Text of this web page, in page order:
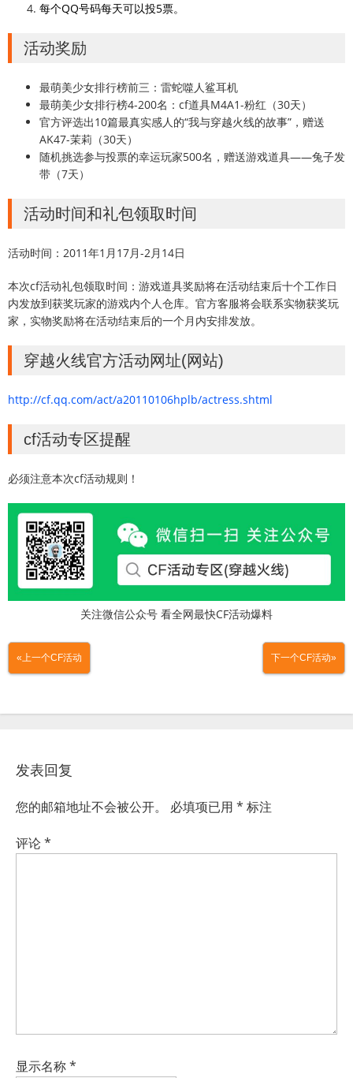
每个QQ号码每天可以投5票。
活动奖励
最萌美少女排行榜前三：雷蛇噬人鲨耳机
最萌美少女排行榜4-200名：cf道具M4A1-粉红（30天）
官方评选出10篇最真实感人的“我与穿越火线的故事”，赠送
AK47-茉莉（30天）
随机挑选参与投票的幸运玩家500名，赠送游戏道具——兔子发
带（7天）
活动时间和礼包领取时间
活动时间：2011年1月17月-2月14日
本次cf活动礼包领取时间：游戏道具奖励将在活动结束后十个工作日
内发放到获奖玩家的游戏内个人仓库。官方客服将会联系实物获奖玩
家，实物奖励将在活动结束后的一个月内安排发放。
穿越火线官方活动网址(网站)
http://cf.qq.com/act/a20110106hplb/actress.shtml
cf活动专区提醒
必须注意本次cf活动规则！
关注微信公众号 看全网最快CF活动爆料
«上一个CF活动 下一个CF活动»
发表回复
您的邮箱地址不会被公开。 必填项已用 * 标注
评论*
显示名称*